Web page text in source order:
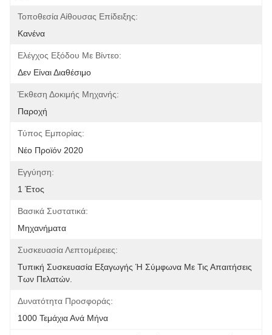
Τοποθεσία Αίθουσας Επίδειξης:
Κανένα
Ελέγχος Εξόδου Με Βίντεο:
Δεν Είναι Διαθέσιμο
Έκθεση Δοκιμής Μηχανής:
Παροχή
Τύπος Εμπορίας:
Νέο Προϊόν 2020
Εγγύηση:
1 Έτος
Βασικά Συστατικά:
Μηχανήματα
Συσκευασία Λεπτομέρειες:
Τυπική Συσκευασία Εξαγωγής Ή Σύμφωνα Με Τις Απαιτήσεις
Των Πελατών.
Δυνατότητα Προσφοράς:
1000 Τεμάχια Ανά Μήνα